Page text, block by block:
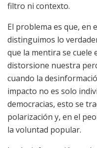
filtro ni contexto.
El problema es que, en
distinguimos lo
que la mentira se cuele
distorsione nuestra
cuando la
impacto no es solo
democracias, esto se
polarización y, en el
la voluntad popular.